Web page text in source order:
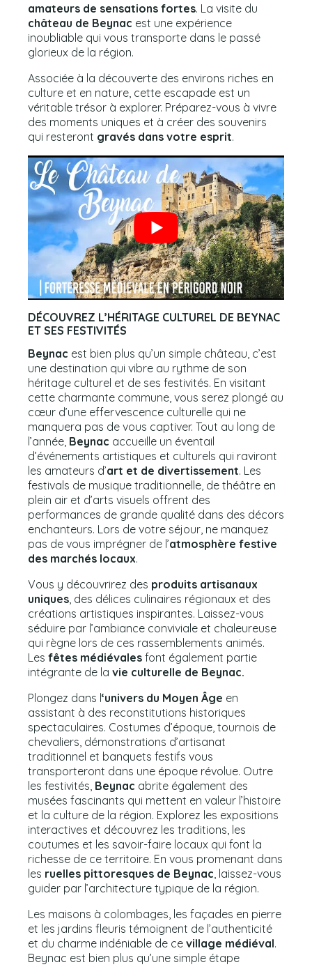
amateurs de sensations fortes. La visite du
château de Beynac est une expérience
inoubliable qui vous transporte dans le passé
glorieux de la région.
Associée à la découverte des environs riches en
culture et en nature, cette escapade est un
véritable trésor à explorer. Préparez-vous à vivre
des moments uniques et à créer des souvenirs
qui resteront gravés dans votre esprit.
DÉCOUVREZ L’HÉRITAGE CULTUREL DE BEYNAC
ET SES FESTIVITÉS
Beynac est bien plus qu’un simple château, c’est
une destination qui vibre au rythme de son
héritage culturel et de ses festivités. En visitant
cette charmante commune, vous serez plongé au
cœur d’une effervescence culturelle qui ne
manquera pas de vous captiver. Tout au long de
l’année, Beynac accueille un éventail
d’événements artistiques et culturels qui raviront
les amateurs d’art et de divertissement. Les
festivals de musique traditionnelle, de théâtre en
plein air et d’arts visuels offrent des
performances de grande qualité dans des décors
enchanteurs. Lors de votre séjour, ne manquez
pas de vous imprégner de l’atmosphère festive
des marchés locaux.
Vous y découvrirez des produits artisanaux
uniques, des délices culinaires régionaux et des
créations artistiques inspirantes. Laissez-vous
séduire par l’ambiance conviviale et chaleureuse
qui règne lors de ces rassemblements animés.
Les fêtes médiévalesfont également partie
intégrante de la vie culturelle de Beynac.
Plongez dans l‘univers du Moyen Âge en
assistant à des reconstitutions historiques
spectaculaires. Costumes d’époque, tournois de
chevaliers, démonstrations d’artisanat
traditionnel et banquets festifs vous
transporteront dans une époque révolue. Outre
les festivités, Beynac abrite également des
musées fascinants qui mettent en valeur l’histoire
et la culture de la région. Explorez les expositions
interactives et découvrez les traditions, les
coutumes et les savoir-faire locaux qui font la
richesse de ce territoire. En vous promenant dans
les ruelles pittoresques de Beynac, laissez-vous
guider par l’architecture typique de la région.
Les maisons à colombages, les façades en pierre
et les jardins fleuris témoignent de l’authenticité
et du charme indéniable de ce village médiéval.
Beynac est bien plus qu’une simple étape